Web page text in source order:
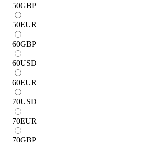
50GBP
50EUR
60GBP
60USD
60EUR
70USD
70EUR
70GBP